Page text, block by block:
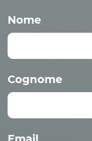
Nome
Cognome